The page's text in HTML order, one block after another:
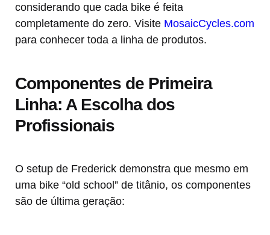
considerando que cada bike é feita
completamente do zero. Visite MosaicCycles.com
para conhecer toda a linha de produtos.
Componentes de Primeira
Linha: A Escolha dos
Profissionais
O setup de Frederick demonstra que mesmo em
uma bike “old school” de titânio, os componentes
são de última geração: